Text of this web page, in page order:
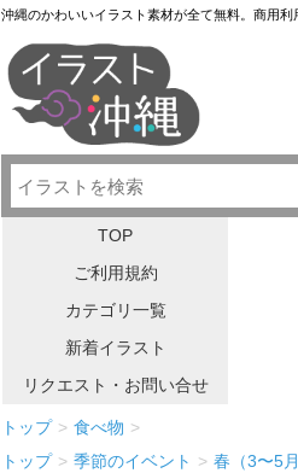
沖縄のかわいいイラスト素材が全て無料。商用利
TOP
ご利用規約
カテゴリ一覧
新着イラスト
リクエスト・お問い合せ
トップ > 食べ物 >
トップ > 季節のイベント > 春（3〜5